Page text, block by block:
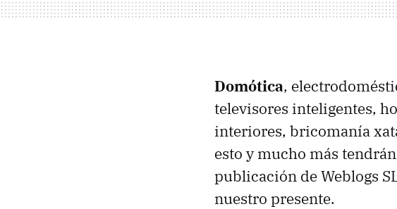
Domótica,
televisores inteligentes,
interiores, bricomanía
esto y mucho más
publicación de Weblogs
nuestro presente.